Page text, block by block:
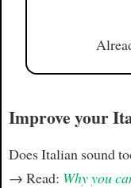
Improve your
Does Italian sound
→ Read: Why you